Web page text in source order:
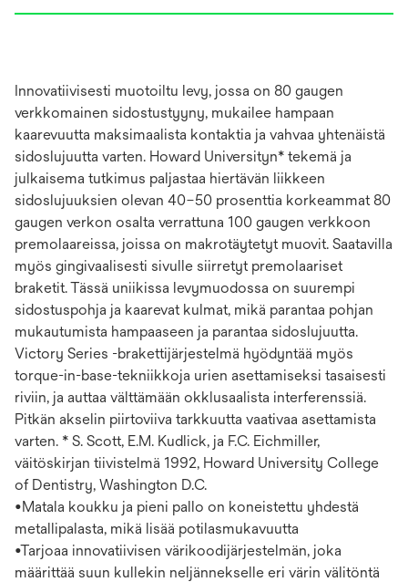
Innovatiivisesti muotoiltu levy, jossa on 80 gaugen
verkkomainen sidostustyyny, mukailee hampaan
kaarevuutta maksimaalista kontaktia ja vahvaa yhtenäistä
sidoslujuutta varten. Howard Universityn* tekemä ja
julkaisema tutkimus paljastaa hiertävän liikkeen
sidoslujuuksien olevan 40–50 prosenttia korkeammat 80
gaugen verkon osalta verrattuna 100 gaugen verkkoon
premolaareissa, joissa on makrotäytetyt muovit. Saatavilla
myös gingivaalisesti sivulle siirretyt premolaariset
braketit. Tässä uniikissa levymuodossa on suurempi
sidostuspohja ja kaarevat kulmat, mikä parantaa pohjan
mukautumista hampaaseen ja parantaa sidoslujuutta.
Victory Series -brakettijärjestelmä hyödyntää myös
torque-in-base-tekniikkoja urien asettamiseksi tasaisesti
riviin, ja auttaa välttämään okklusaalista interferenssiä.
Pitkän akselin piirtoviiva tarkkuutta vaativaa asettamista
varten. * S. Scott, E.M. Kudlick, ja F.C. Eichmiller,
väitöskirjan tiivistelmä 1992, Howard University College
of Dentistry, Washington D.C.
•Matala koukku ja pieni pallo on koneistettu yhdestä
metallipalasta, mikä lisää potilasmukavuutta
•Tarjoaa innovatiivisen värikoodijärjestelmän, joka
määrittää suun kullekin neljännekselle eri värin välitöntä